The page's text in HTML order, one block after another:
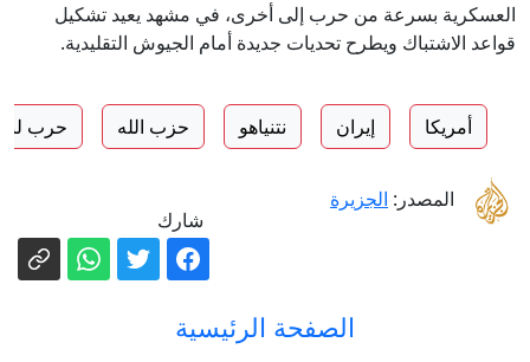
العسكرية بسرعة من حرب إلى أخرى، في مشهد يعيد تشكيل
قواعد الاشتباك ويطرح تحديات جديدة أمام الجيوش التقليدية.
أمريكا إيران نتنياهو حزب الله حرب
المصدر: الجزيرة
شارك
الصفحة الرئيسية